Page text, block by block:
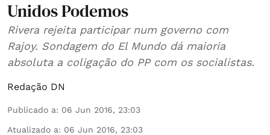
Unidos Podemos
Rivera rejeita participar num governo com
Rajoy. Sondagem do El Mundo dá maioria
absoluta a coligação do PP com os socialistas.
Redação DN
Publicado a: 06 Jun 2016, 23:03
Atualizado a: 06 Jun 2016, 23:03